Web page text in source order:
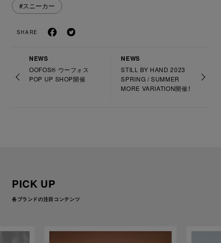
#スニーカー
SHARE
NEWS
OOFOS® ウーフォス
POP UP SHOP開催
NEWS
STILL BY HAND 2023
SPRING / SUMMER
MORE VARIATION開催！
PICK UP
各ブランドの注目コンテンツ